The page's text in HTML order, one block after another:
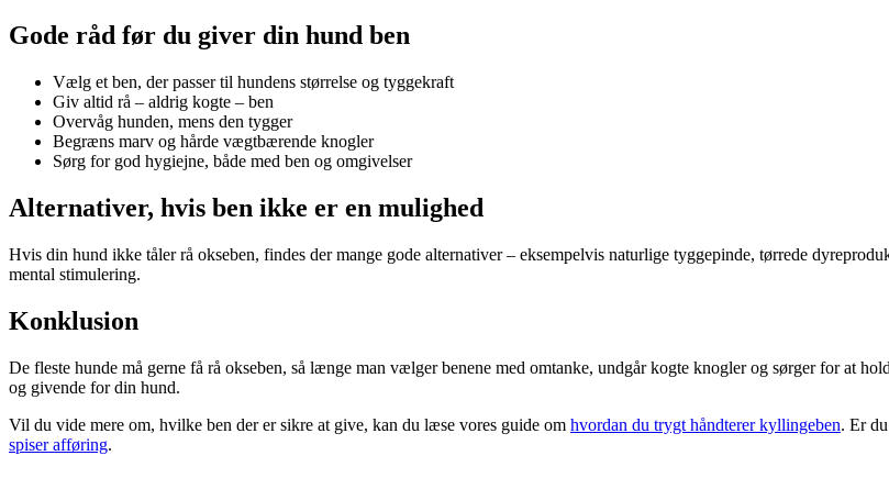
Gode råd før du giver din hund ben
Vælg et ben, der passer til hundens størrelse og tyggekraft
Giv altid rå – aldrig kogte – ben
Overvåg hunden, mens den tygger
Begræns marv og hårde vægtbærende knogler
Sørg for god hygiejne, både med ben og omgivelser
Alternativer, hvis ben ikke er en mulighed
Hvis din hund ikke tåler rå okseben, findes der mange gode alternativer – eksempelvis naturlige tyggepinde, tørrede
mental stimulering.
Konklusion
De fleste hunde må gerne få rå okseben, så længe man vælger benene med omtanke, undgår kogte knogler og sørger for at
og givende for din hund.
Vil du vide mere om, hvilke ben der er sikre at give, kan du læse vores guide om hvordan du trygt håndterer kyllingeben. Er
spiser afføring.